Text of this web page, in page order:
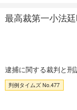
最高裁第一小法
逮捕に関する裁判と
判例タイムズ No.477